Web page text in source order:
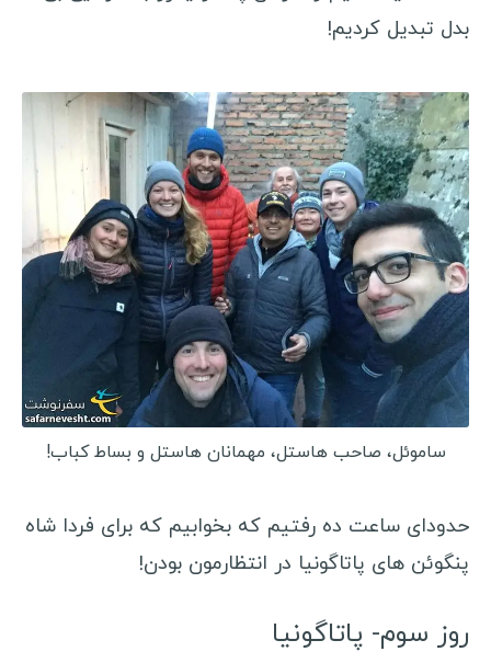
بدل تبدیل کردیم!
ساموئل، صاحب هاستل، مهمانان هاستل و بساط کباب!
حدودای ساعت ده رفتیم که بخوابیم که برای فردا شاه
پنگوئن های پاتاگونیا در انتظارمون بودن!
روز سوم- پاتاگونیا